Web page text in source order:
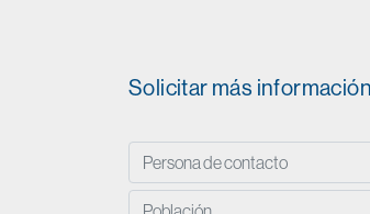
Solicitar más